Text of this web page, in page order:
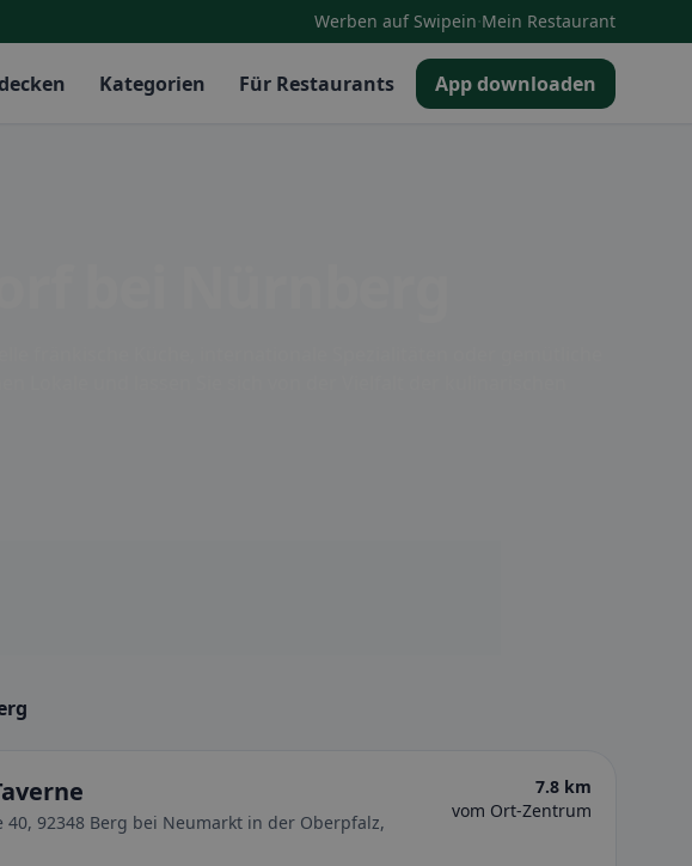
Werben auf Swipein·Mein Restaurant
Kategorien Für Restaurants App downloaden
40, 92348 Berg bei Neumarkt in der Oberpfalz,
7.8 km
vom Ort-Zentrum